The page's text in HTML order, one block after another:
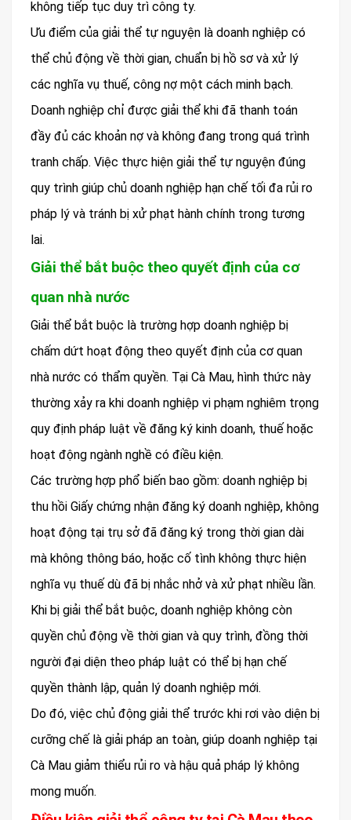
không tiếp tục duy trì công ty.
Ưu điểm của giải thể tự nguyện là doanh nghiệp có
thể chủ động về thời gian, chuẩn bị hồ sơ và xử lý
các nghĩa vụ thuế, công nợ một cách minh bạch.
Doanh nghiệp chỉ được giải thể khi đã thanh toán
đầy đủ các khoản nợ và không đang trong quá trình
tranh chấp. Việc thực hiện giải thể tự nguyện đúng
quy trình giúp chủ doanh nghiệp hạn chế tối đa rủi ro
pháp lý và tránh bị xử phạt hành chính trong tương
lai.
Giải thể bắt buộc theo quyết định của cơ
quan nhà nước
Giải thể bắt buộc là trường hợp doanh nghiệp bị
chấm dứt hoạt động theo quyết định của cơ quan
nhà nước có thẩm quyền. Tại Cà Mau, hình thức này
thường xảy ra khi doanh nghiệp vi phạm nghiêm trọng
quy định pháp luật về đăng ký kinh doanh, thuế hoặc
hoạt động ngành nghề có điều kiện.
Các trường hợp phổ biến bao gồm: doanh nghiệp bị
thu hồi Giấy chứng nhận đăng ký doanh nghiệp, không
hoạt động tại trụ sở đã đăng ký trong thời gian dài
mà không thông báo, hoặc cố tình không thực hiện
nghĩa vụ thuế dù đã bị nhắc nhở và xử phạt nhiều lần.
Khi bị giải thể bắt buộc, doanh nghiệp không còn
quyền chủ động về thời gian và quy trình, đồng thời
người đại diện theo pháp luật có thể bị hạn chế
quyền thành lập, quản lý doanh nghiệp mới.
Do đó, việc chủ động giải thể trước khi rơi vào diện bị
cưỡng chế là giải pháp an toàn, giúp doanh nghiệp tại
Cà Mau giảm thiểu rủi ro và hậu quả pháp lý không
mong muốn.